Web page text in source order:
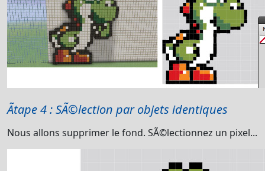
Ãtape 4 : SÃ©lection par objets identiques
Nous allons supprimer le fond. SÃ©lectionnez un pixel...